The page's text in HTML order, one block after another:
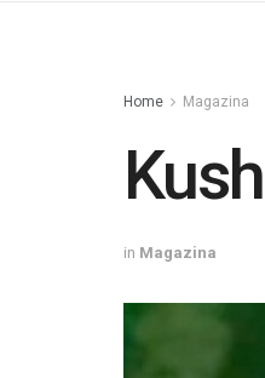
Home Magazina
in Magazina